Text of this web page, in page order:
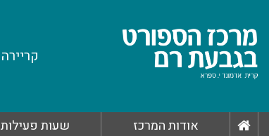
קריירה
אודות המרכז שעות פעילות